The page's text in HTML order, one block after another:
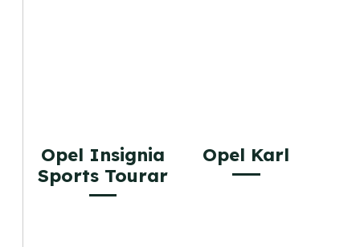
Opel Insignia
Sports Tourar
Opel Karl